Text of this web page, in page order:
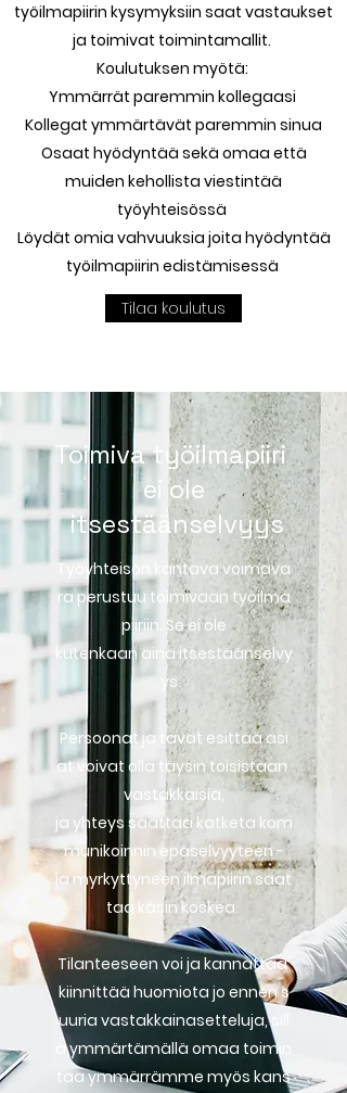
työilmapiirin kysymyksiin saat vastaukset
ja toimivat toimintamallit.
Koulutuksen myötä:
Ymmärrät paremmin kollegaasi
Kollegat ymmärtävät paremmin sinua
Osaat hyödyntää sekä omaa että
muiden kehollista viestintää
työyhteisössä
Löydät omia vahvuuksia joita hyödyntää
työilmapiirin edistämisessä
Tilaa koulutus
Toimiva työilmapiiri
ei ole
itsestäänselvyys
Työyhteisön kantava voimava
ra perustuu toimivaan työilma
piiriin. Se ei ole
kutenkaan aina itsestäänselvy
ys.
Persoonat ja tavat esittää asi
at voivat olla täysin toisistaan
vastakkaisia,
ja yhteys saattaa katketa kom
munikoinnin epäselvyyteen -
ja myrkyttyneen ilmapiirin saat
taa käsin koskea.
Tilanteeseen voi ja kannattaa
kiinnittää huomiota jo ennen s
uuria vastakkainasetteluja, sill
ä ymmärtämällä omaa toimin
taa ymmärrämme myös kans